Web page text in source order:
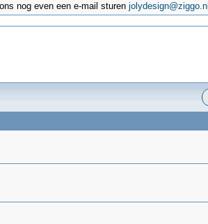
nog even een e-mail sturenjolydesign@ziggo.nl